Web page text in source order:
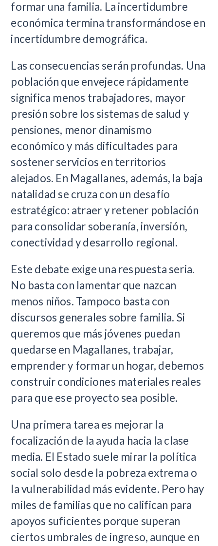
formar una familia. La incertidumbre
económica termina transformándose en
incertidumbre demográfica.
Las consecuencias serán profundas. Una
población que envejece rápidamente
significa menos trabajadores, mayor
presión sobre los sistemas de salud y
pensiones, menor dinamismo
económico y más dificultades para
sostener servicios en territorios
alejados. En Magallanes, además, la baja
natalidad se cruza con un desafío
estratégico: atraer y retener población
para consolidar soberanía, inversión,
conectividad y desarrollo regional.
Este debate exige una respuesta seria.
No basta con lamentar que nazcan
menos niños. Tampoco basta con
discursos generales sobre familia. Si
queremos que más jóvenes puedan
quedarse en Magallanes, trabajar,
emprender y formar un hogar, debemos
construir condiciones materiales reales
para que ese proyecto sea posible.
Una primera tarea es mejorar la
focalización de la ayuda hacia la clase
media. El Estado suele mirar la política
social solo desde la pobreza extrema o
la vulnerabilidad más evidente. Pero hay
miles de familias que no califican para
apoyos suficientes porque superan
ciertos umbrales de ingreso, aunque en